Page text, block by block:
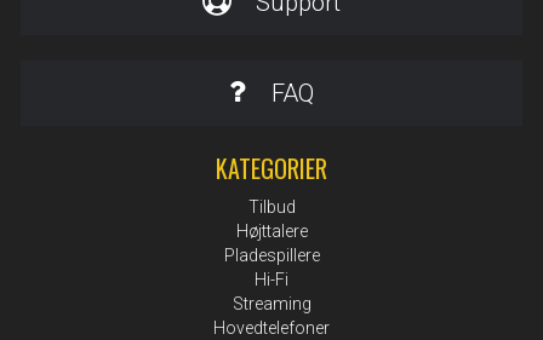
FAQ
KATEGORIER
Tilbud
Højttalere
Pladespillere
Hi-Fi
Streaming
Hovedtelefoner